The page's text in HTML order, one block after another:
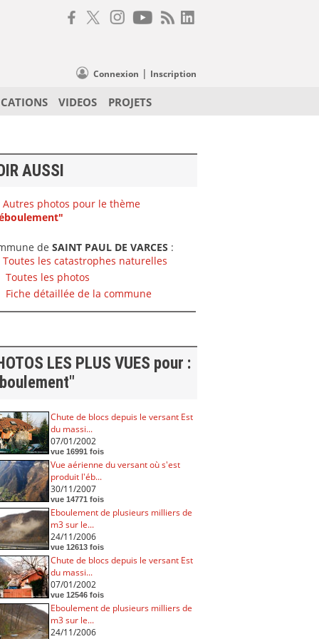
Connexion | Inscription
VIDEOS PROJETS
AUSSI
Autres photos pour le thème
de SAINT PAUL DE VARCES :
Toutes les catastrophes naturelles
Toutes les photos
Fiche détaillée de la commune
LES PLUS VUES pour :
Chute de blocs depuis le versant Est
du massi...
07/01/2002
vue 16991 fois
Vue aérienne du versant où s'est
produit l'éb...
30/11/2007
vue 14771 fois
Eboulement de plusieurs milliers de
m3 sur le...
24/11/2006
vue 12613 fois
Chute de blocs depuis le versant Est
du massi...
07/01/2002
vue 12546 fois
Eboulement de plusieurs milliers de
m3 sur le...
24/11/2006